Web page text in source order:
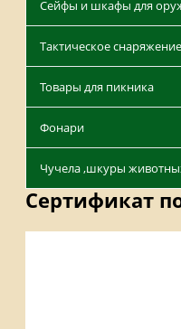
Сейфы и шкафы для
Тактическое снаряжение
Товары для пикника
Фонари
Чучела ,шкуры
Сертификат
Описание Файлы